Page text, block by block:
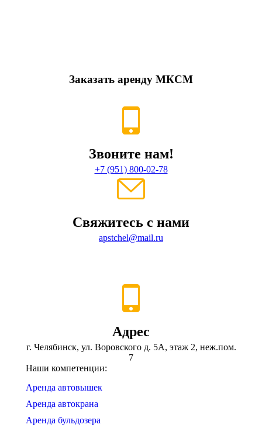
Заказать аренду МКСМ
Звоните нам!
+7 (951) 800-02-78
Свяжитесь с нами
apstchel@mail.ru
Адрес
г. Челябинск, ул. Воровского д. 5А, этаж 2, неж.пом.
7
Наши компетенции:
Аренда автовышек
Аренда автокрана
Аренда бульдозера